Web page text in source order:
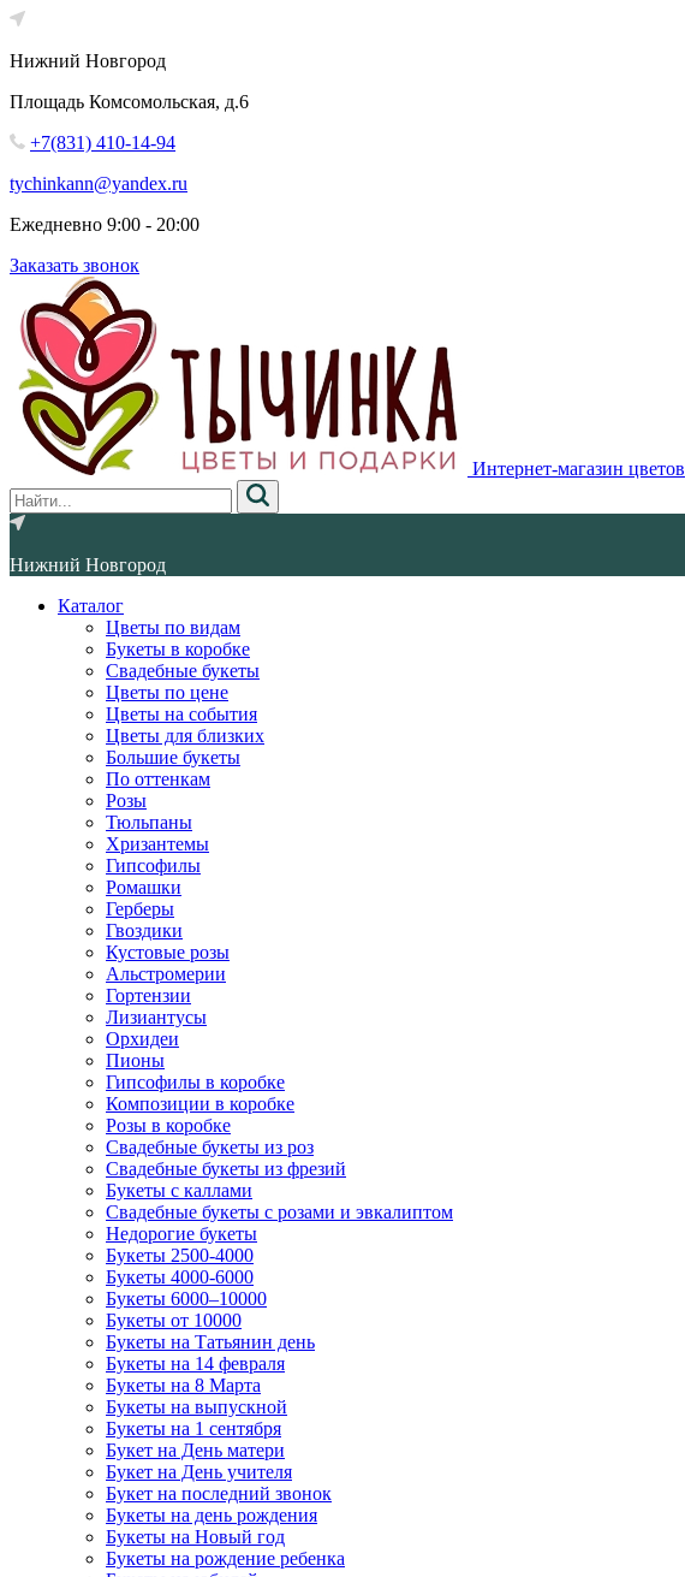
Нижний Новгород
Площадь Комсомольская, д.6
+7(831) 410-14-94
tychinkann@yandex.ru
Ежедневно 9:00 - 20:00
Заказать звонок
Интернет-магазин цветов
Нижний Новгород
Каталог
Цветы по видам
Букеты в коробке
Свадебные букеты
Цветы по цене
Цветы на события
Цветы для близких
Большие букеты
По оттенкам
Розы
Тюльпаны
Хризантемы
Гипсофилы
Ромашки
Герберы
Гвоздики
Кустовые розы
Альстромерии
Гортензии
Лизиантусы
Орхидеи
Пионы
Гипсофилы в коробке
Композиции в коробке
Розы в коробке
Свадебные букеты из роз
Свадебные букеты из фрезий
Букеты с каллами
Свадебные букеты с розами и эвкалиптом
Недорогие букеты
Букеты 2500-4000
Букеты 4000-6000
Букеты 6000–10000
Букеты от 10000
Букеты на Татьянин день
Букеты на 14 февраля
Букеты на 8 Марта
Букеты на выпускной
Букеты на 1 сентября
Букет на День матери
Букет на День учителя
Букет на последний звонок
Букеты на день рождения
Букеты на Новый год
Букеты на рождение ребенка